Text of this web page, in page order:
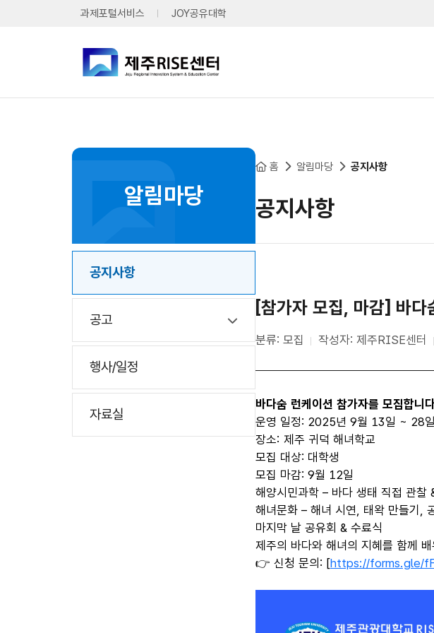
과제포털서비스 JOY공유대학
알림마당
공지사항
공고
행사/일정
자료실
홈 알림마당 공지사항
공지사항
[참가자 모집, 마감] 바
분류: 모집 작성자: 제주RISE센터
바다숨 런케이션 참가자를 모집합니
운영 일정: 2025년 9월 13일 ~ 28일
장소: 제주 귀덕 해녀학교
모집 대상: 대학생
모집 마감: 9월 12일
해양시민과학 – 바다 생태 직접 관찰
해녀문화 – 해녀 시연, 태왁 만들기 ,
마지막 날 공유회 & 수료식
제주의 바다와 해녀의 지혜를 함께
👉 신청 문의 : [https://forms.gle/